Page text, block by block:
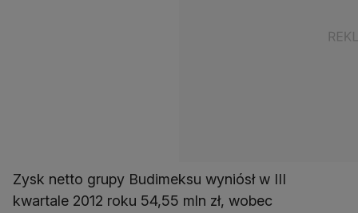
Zysk netto grupy Budimeksu wyniósł w III
kwartale 2012 roku 54,55 mln zł, wobec